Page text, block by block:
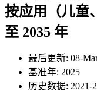
按应用（儿童
至 2035 年
最后更新: 08-
基准年: 2025
历史数据: 2021-